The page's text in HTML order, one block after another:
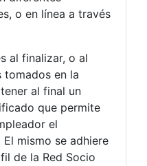
o en línea a través
al finalizar, o al
tomados en la
al final un
que permite
el
mismo se adhiere
de la Red Socio